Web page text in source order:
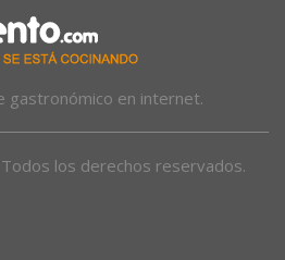
gastronómico en internet.
los derechos reservados.